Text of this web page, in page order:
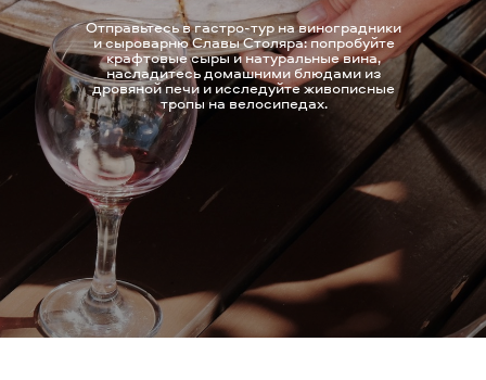
Отправьтесь в гастро-тур на виноградники
и сыроварню Славы Столяра: попробуйте
крафтовые сыры и натуральные вина,
насладитесь домашними блюдами из
дровяной печи и исследуйте живописные
тропы на велосипедах.